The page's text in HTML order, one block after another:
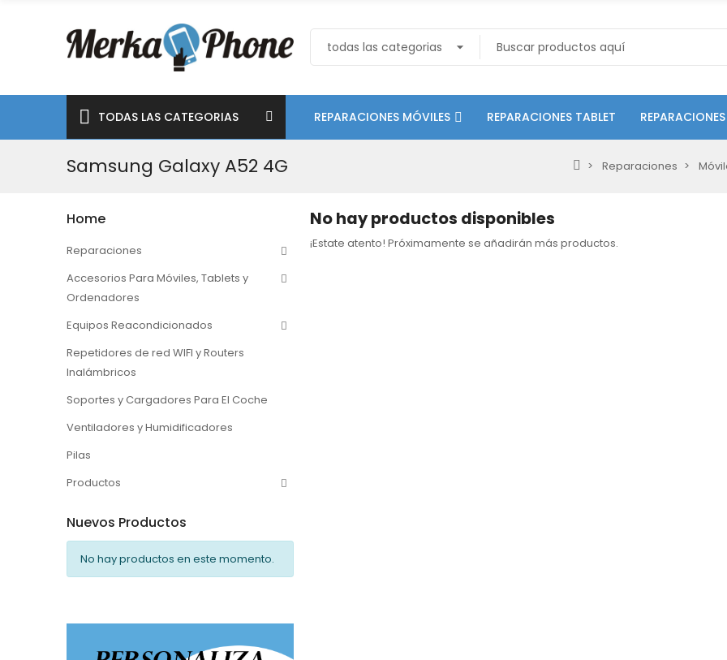
TODAS LAS CATEGORIAS REPARACIONES MÓVILES REPARACIONES TABLET
Samsung Galaxy A52 4G Reparaciones
Home
Reparaciones
Accesorios Para Móviles, Tablets y
Ordenadores
Equipos Reacondicionados
Repetidores de red WIFI y Routers
Inalámbricos
Soportes y Cargadores Para El Coche
Ventiladores y Humidificadores
Pilas
Productos
Nuevos Productos
No hay productos en este momento.
No hay productos disponibles
¡Estate atento! Próximamente se añadirán más productos.